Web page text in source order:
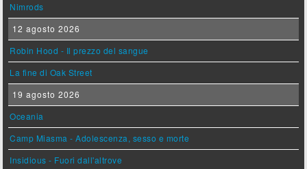
Nimrods
12 agosto 2026
Robin Hood - Il prezzo del sangue
La fine di Oak Street
19 agosto 2026
Oceania
Camp Miasma - Adolescenza, sesso e morte
Insidious - Fuori dall'altrove